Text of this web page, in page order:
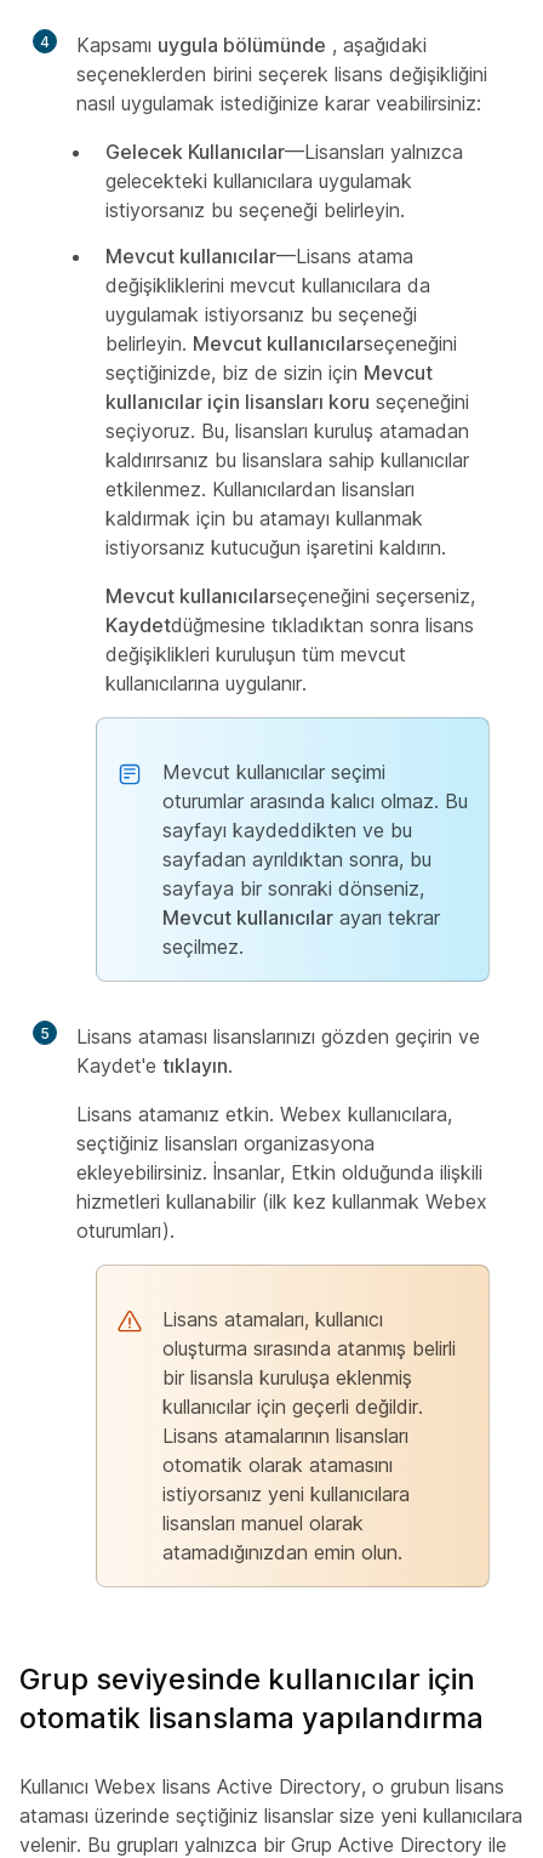
4 Kapsamı uygula bölümünde , aşağıdaki
seçeneklerden birini seçerek lisans değişikliğini
nasıl uygulamak istediğinize karar veabilirsiniz:
Gelecek Kullanıcılar—Lisansları yalnızca
gelecekteki kullanıcılara uygulamak
istiyorsanız bu seçeneği belirleyin.
Mevcut kullanıcılar—Lisans atama
değişikliklerini mevcut kullanıcılara da
uygulamak istiyorsanız bu seçeneği
belirleyin. Mevcut kullanıcılarseçeneğini
seçtiğinizde, biz de sizin için Mevcut
kullanıcılar için lisansları koru seçeneğini
seçiyoruz. Bu, lisansları kuruluş atamadan
kaldırırsanız bu lisanslara sahip kullanıcılar
etkilenmez. Kullanıcılardan lisansları
kaldırmak için bu atamayı kullanmak
istiyorsanız kutucuğun işaretini kaldırın.
Mevcut kullanıcılarseçeneğini seçerseniz,
Kaydetdüğmesine tıkladıktan sonra lisans
değişiklikleri kuruluşun tüm mevcut
kullanıcılarına uygulanır.
Mevcut kullanıcılar seçimi
oturumlar arasında kalıcı olmaz. Bu
sayfayı kaydeddikten ve bu
sayfadan ayrıldıktan sonra, bu
sayfaya bir sonraki dönseniz,
Mevcut kullanıcılar ayarı tekrar
seçilmez.
5
Lisans ataması lisanslarınızı gözden geçirin ve
Kaydet'e tıklayın.
Lisans atamanız etkin. Webex kullanıcılara,
seçtiğiniz lisansları organizasyona
ekleyebilirsiniz. İnsanlar, Etkin olduğunda ilişkili
hizmetleri kullanabilir (ilk kez kullanmak Webex
oturumları).
Lisans atamaları, kullanıcı
oluşturma sırasında atanmış belirli
bir lisansla kuruluşa eklenmiş
kullanıcılar için geçerli değildir.
Lisans atamalarının lisansları
otomatik olarak atamasını
istiyorsanız yeni kullanıcılara
lisansları manuel olarak
atamadığınızdan emin olun.
Grup seviyesinde kullanıcılar için
otomatik lisanslama yapılandırma
Kullanıcı Webex lisans Active Directory, o grubun lisans
ataması üzerinde seçtiğiniz lisanslar size yeni kullanıcılara
velenir. Bu grupları yalnızca bir Grup Active Directory ile